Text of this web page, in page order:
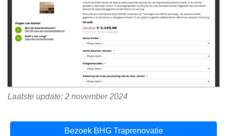
Laatste update: 2 november 2024
Bezoek BHG Traprenovatie